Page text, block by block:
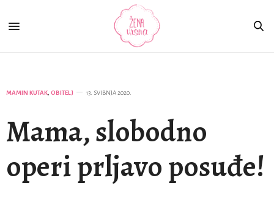
MAMIN KUTAK, OBITELJ 13. SVIBNJA 2020.
Mama, slobodno
operi prljavo posuđe!